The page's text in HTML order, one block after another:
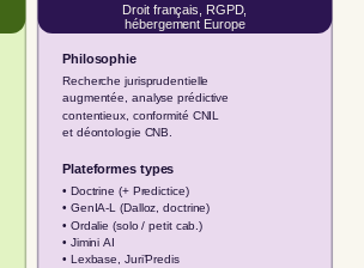
Droit français, RGPD,
hébergement Europe
Philosophie
Recherche jurisprudentielle
augmentée, analyse prédictive
contentieux, conformité CNIL
et déontologie CNB.
Plateformes types
• Doctrine (+ Predictice)
• GenIA-L (Dalloz, doctrine)
• Ordalie (solo / petit cab.)
• Jimini AI
• Lexbase, Juri’Predis